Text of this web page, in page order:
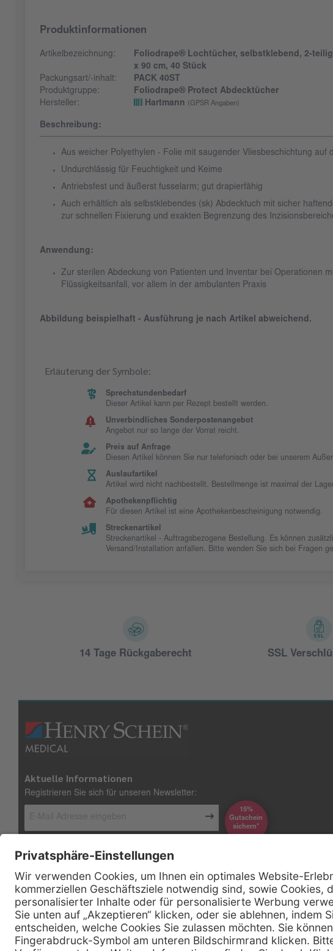
Produktinformationen
Artikelbezeichnung:
Foliodrape® Lochtücher, selbstklebend, 2-
x 90 cm, 40 Stück
Packungsart/-inhalt:
PACK 40ST
Produktgruppe:
Foliodrape® Protect Abdecktücher
Hersteller:
Hartmann (GPSR Angaben)
Beschreibung:
Aus weicher Polyethylen - Folie mit saugender Vliesbeschichtung auf
Undurchlässig für Feuchtigkeit und Keime
Antriebsfest und äußerst fusselarm; gut drapierfähig
Auch erhältlich als selbstklebendes (sk) Abdecktuch mit sicher
zur schnellen Fixierung und exakten Begrenzung des
Anwendung:
Zur sterilen Abdeckung von Patienten und Inventar bei Operationen
Flüssigkeitsanfall, vor allem in der ambulanten Praxis
Abbildung beispielhaft - Ausführung je nach Artikel abweichend.
Erläuterung der Symbole:
Sprechstundenbedarf
Dieser Artikel kann per Rezept bestellt werden.
Unverbindliches Sonderpostenangebot
Angebot nur so lange der Vorrat reicht.
Preis auf Anfrage
Diesen Artikel können Sie nur telefonisch oder bei unserem
Auslaufartikel
Artikel wird nicht nachbestellt. Bestellmenge ist maximal der
Apothekenpflichtig
Für diesen Artikel ist eine Apothekenbescheinigung notwendig.
Streckenartikel
Streckenartikel - Auftragsbezogene Bestellung. Es können
Versand/Installation anfallen. Bitte wenden Sie sich bei Fragen
14 Tage Rückgaberecht SSL
Aktuelle Informationen
Registrieren Sie sich für unseren Newsletter:
15%
Gutschein
*sichern
Kontakt
Firmensitz
Henry Schein Medical GmbH
Alt-Moabit 96 b
D-10559 Berlin